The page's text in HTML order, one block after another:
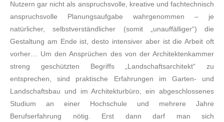
Nutzern gar nicht als anspruchsvolle, kreative und fachtechnisch
anspruchsvolle Planungsaufgabe wahrgenommen – je
natürlicher, selbstverständlicher (somit „unauffälliger“) die
Gestaltung am Ende ist, desto intensiver aber ist die Arbeit oft
vorher… Um den Ansprüchen des von der Architektenkammer
streng geschützten Begriffs „Landschaftsarchitekt“ zu
entsprechen, sind praktische Erfahrungen im Garten- und
Landschaftsbau und im Architekturbüro, ein abgeschlossenes
Studium an einer Hochschule und mehrere Jahre
Berufserfahrung nötig. Erst dann darf man sich